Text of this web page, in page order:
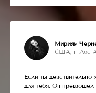
Мириям
США, г. Лос-
Если ты действительно
для тебя. Он